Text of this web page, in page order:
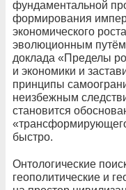
фундаментальной
формирования
экономического
эволюционным
доклада «Пределы
и экономики и
принципы
неизбежным
становится
быстро.
Онтологические
геополитические и